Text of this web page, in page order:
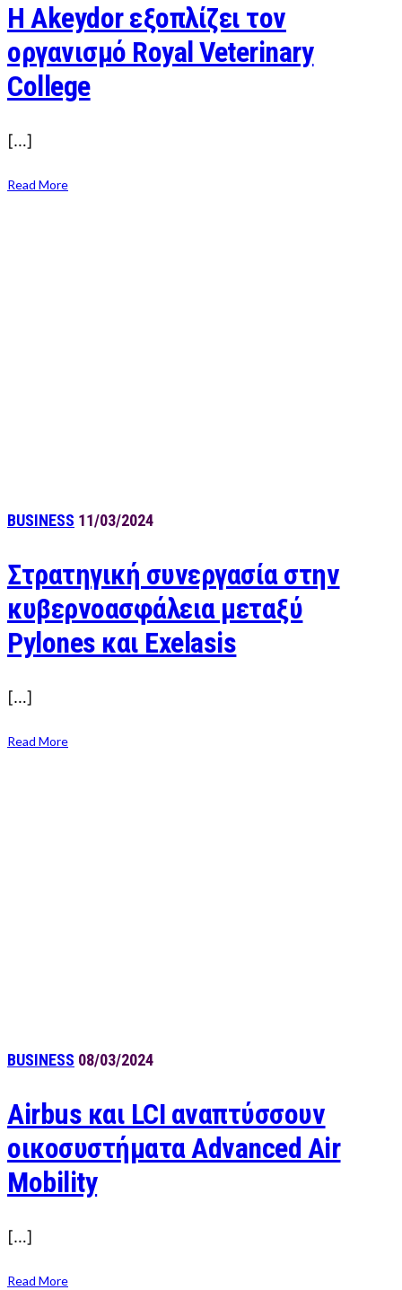
Η Akeydor εξοπλίζει τον
οργανισμό Royal Veterinary
College
[…]
Read More
BUSINESS 11/03/2024
Στρατηγική συνεργασία στην
κυβερνοασφάλεια μεταξύ
Pylones και Exelasis
[…]
Read More
BUSINESS 08/03/2024
Airbus και LCI αναπτύσσουν
οικοσυστήματα Advanced Air
Mobility
[…]
Read More